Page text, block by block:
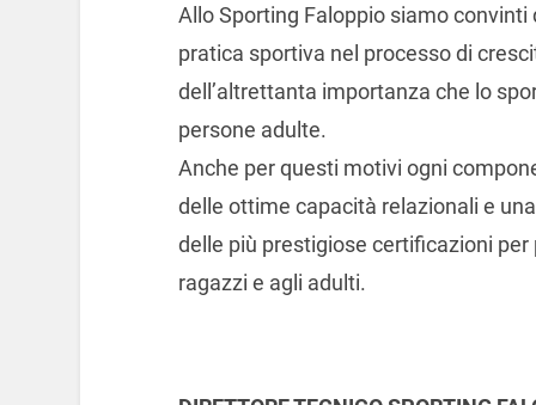
Allo Sporting Faloppio siamo
pratica sportiva nel processo di
dell’altrettanta importanza che lo
persone adulte.
Anche per questi motivi ogni
delle ottime capacità relazionali e
delle più prestigiose certificazioni
ragazzi e agli adulti.